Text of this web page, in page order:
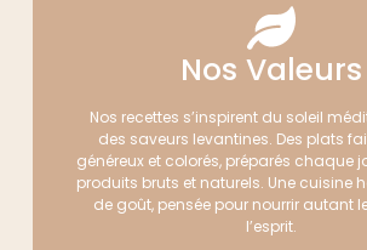
Nos Valeurs
Nos recettes s’inspirent du soleil
des saveurs levantines. Des plats
généreux et colorés, préparés chaque
produits bruts et naturels. Une cuisine
de goût, pensée pour nourrir autant
l’esprit.